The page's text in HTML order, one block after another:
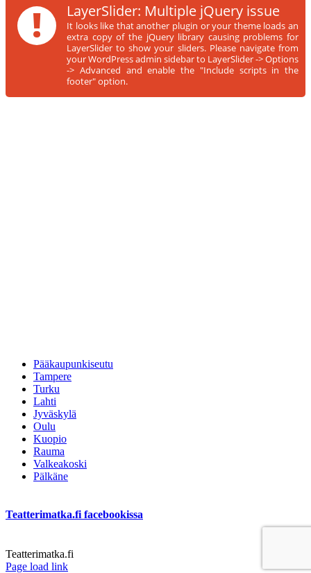
! LayerSlider: Multiple jQuery issue
It looks like that another plugin or your theme loads an
extra copy of the jQuery library causing problems for
LayerSlider to show your sliders. Please navigate from
your WordPress admin sidebar to LayerSlider -> Options
-> Advanced and enable the "Include scripts in the
footer" option.
Pääkaupunkiseutu
Tampere
Turku
Lahti
Jyväskylä
Oulu
Kuopio
Rauma
Valkeakoski
Pälkäne
Teatterimatka.fi facebookissa
Teatterimatka.fi
Facebook
Page load link